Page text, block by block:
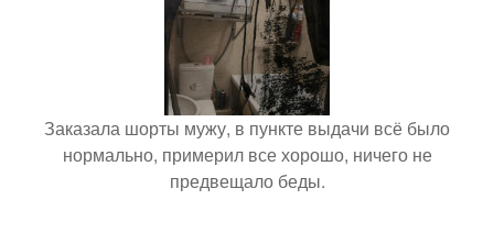
Заказала шорты мужу, в пункте выдачи всё было
нормально, примерил все хорошо, ничего не
предвещало беды.